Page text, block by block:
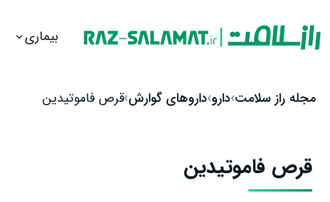
بیماری
مجله راز سلامت دارو داروهای گوارش قرص فاموتیدین
قرص فاموتیدین